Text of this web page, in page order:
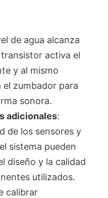
de agua alcanza
activa el
y al mismo
zumbador para
sonora.
adicionales:
de los sensores y
sistema pueden
diseño y la calidad
utilizados.
calibrar